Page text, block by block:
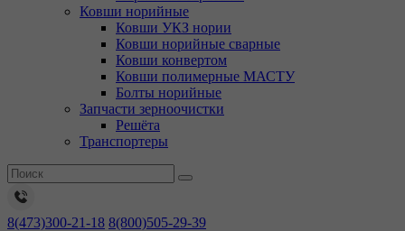
Ковши норийные
Ковши УКЗ нории
Ковши норийные сварные
Ковши конвертом
Ковши полимерные МАСТУ
Болты норийные
Запчасти зерноочистки
Решёта
Транспортеры
8(473)300-21-18 8(800)505-29-39